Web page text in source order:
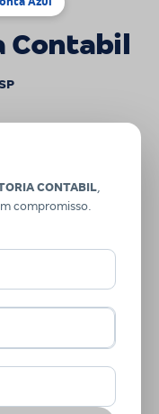
Contabil
CONTABIL,
compromisso.